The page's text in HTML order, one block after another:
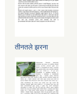
तीनतले झरना